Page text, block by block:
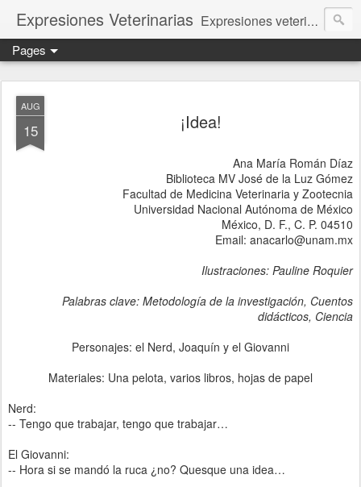
Expresiones Veterinarias Expresiones veterinarias es una publicación en linea de la biblioteca de la Facultad de Veterinaria y Zootecnia de la UNAM
Pages
AUG
15 ¡Idea!
Ana María Román Díaz
Biblioteca MV José de la Luz Gómez
Facultad de Medicina Veterinaria y Zootecnia
Universidad Nacional Autónoma de México
México, D. F., C. P. 04510
Email: anacarlo@unam.mx
Ilustraciones: Pauline Roquier
Palabras clave: Metodología de la investigación, Cuentos
didácticos, Ciencia
Personajes: el Nerd, Joaquín y el Giovanni
Materiales: Una pelota, varios libros, hojas de papel
Nerd:
-- Tengo que trabajar, tengo que trabajar…
El Giovanni:
-- Hora si se mandó la ruca ¿no? Quesque una idea…